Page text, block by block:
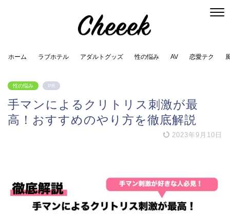
ホーム ラブホテル アダルトグッズ 性の悩み AV 恋愛テク
性の悩み PR
手マンによるクリトリス刺激が最
高！おすすめのやり方を徹底解説
2023年9月10日